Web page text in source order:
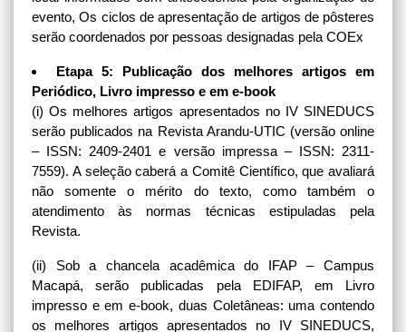
evento, Os ciclos de apresentação de artigos de pôsteres
serão coordenados por pessoas designadas pela COEx
Etapa 5: Publicação dos melhores artigos em
Periódico, Livro impresso e em e-book
(i) Os melhores artigos apresentados no IV SINEDUCS
serão publicados na Revista Arandu-UTIC (versão online
– ISSN: 2409-2401 e versão impressa – ISSN: 2311-
7559). A seleção caberá a Comitê Científico, que avaliará
não somente o mérito do texto, como também o
atendimento às normas técnicas estipuladas pela
Revista.
(ii) Sob a chancela acadêmica do IFAP – Campus
Macapá, serão publicadas pela EDIFAP, em Livro
impresso e em e-book, duas Coletâneas: uma contendo
os melhores artigos apresentados no IV SINEDUCS,